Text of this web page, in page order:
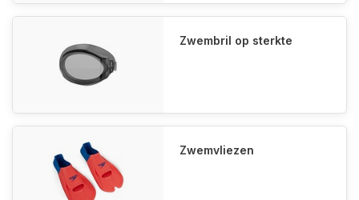
Zwembril op sterkte
Zwemvliezen